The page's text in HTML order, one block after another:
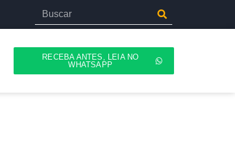
RECEBA ANTES, LEIA NO
WHATSAPP